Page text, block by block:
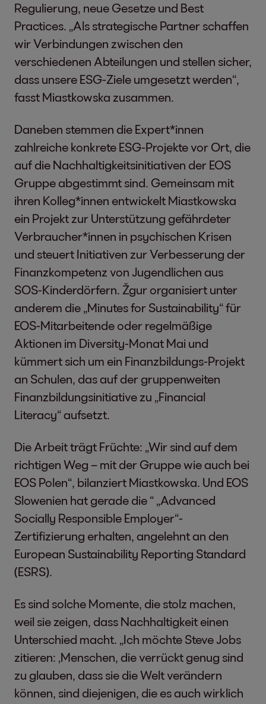
Regulierung, neue Gesetze und Best
Practices. „Als strategische Partner schaffen
wir Verbindungen zwischen den
verschiedenen Abteilungen und stellen sicher,
dass unsere ESG-Ziele umgesetzt werden“,
fasst Miastkowska zusammen.
Daneben stemmen die Expert*innen
zahlreiche konkrete ESG-Projekte vor Ort, die
auf die Nachhaltigkeitsinitiativen der EOS
Gruppe abgestimmt sind. Gemeinsam mit
ihren Kolleg*innen entwickelt Miastkowska
ein Projekt zur Unterstützung gefährdeter
Verbraucher*innen in psychischen Krisen
und steuert Initiativen zur Verbesserung der
Finanzkompetenz von Jugendlichen aus
SOS-Kinderdörfern. Žgur organisiert unter
anderem die „Minutes for Sustainability“ für
EOS-Mitarbeitende oder regelmäßige
Aktionen im Diversity-Monat Mai und
kümmert sich um ein Finanzbildungs-Projekt
an Schulen, das auf der gruppenweiten
Finanzbildungsinitiative zu „Financial
Literacy“ aufsetzt.
Die Arbeit trägt Früchte: „Wir sind auf dem
richtigen Weg – mit der Gruppe wie auch bei
EOS Polen“, bilanziert Miastkowska. Und EOS
Slowenien hat gerade die “ „Advanced
Socially Responsible Employer“-
Zertifizierung erhalten, angelehnt an den
European Sustainability Reporting Standard
(ESRS).
Es sind solche Momente, die stolz machen,
weil sie zeigen, dass Nachhaltigkeit einen
Unterschied macht. „Ich möchte Steve Jobs
zitieren: ‚Menschen, die verrückt genug sind
zu glauben, dass sie die Welt verändern
können, sind diejenigen, die es auch wirklich